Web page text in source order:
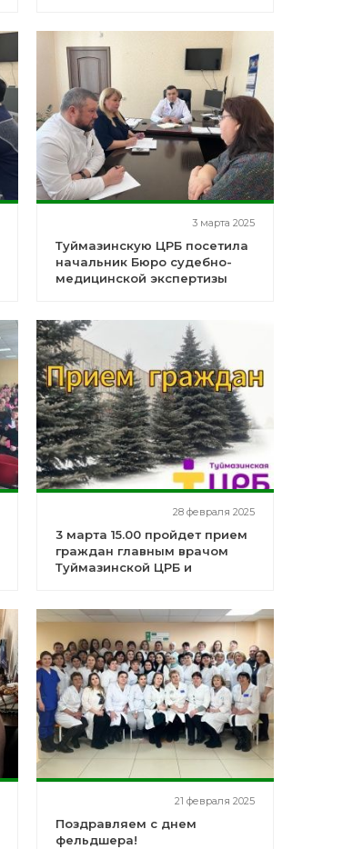
Туймазинской ЦРБ!
3 марта 2025
Туймазинскую ЦРБ посетила
начальник Бюро судебно-
медицинской экспертизы
28 февраля 2025
3 марта 15.00 пройдет прием
граждан главным врачом
Туймазинской ЦРБ и
21 февраля 2025
Поздравляем с днем
фельдшера!